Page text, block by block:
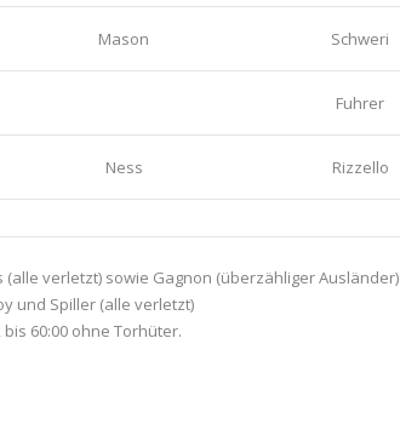
Mason Schweri
Fuhrer
Ness Rizzello
verletzt) sowie Gagnon (überzähliger Ausländer)
und Spiller (alle verletzt)
60:00 ohne Torhüter.